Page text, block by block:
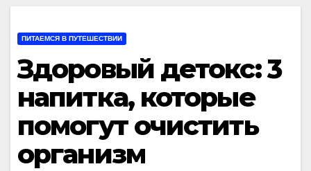
ПИТАЕМСЯ В ПУТЕШЕСТВИИ
Здоровый детокс: 3
напитка, которые
помогут очистить
организм